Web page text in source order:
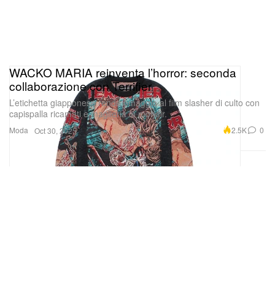
Moda
WACKO MARIA reinventa l’horror: seconda
collaborazione con Terrifier
L’etichetta giapponese rende omaggio al film slasher di culto con
capispalla ricamati e maglieria in mohair.
Oct 30, 2025 2.5K 0